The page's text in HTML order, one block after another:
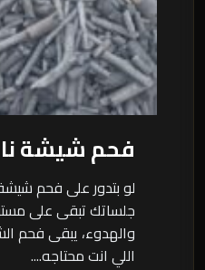
فحم شيشة
لو بتدور على فحم
جلساتك تبقى على
والهدوء، يبقى فحم
اللي انت محتاجه....